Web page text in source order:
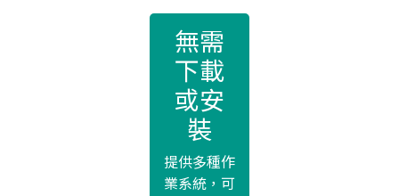
無需
下載
或安
裝
提供多種作
業系統，可